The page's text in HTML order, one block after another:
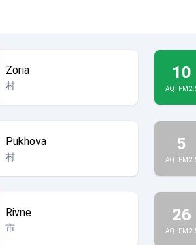
Zoria
村
10
AQI
Pukhova
村
5
AQI
Rivne
市
26
AQI